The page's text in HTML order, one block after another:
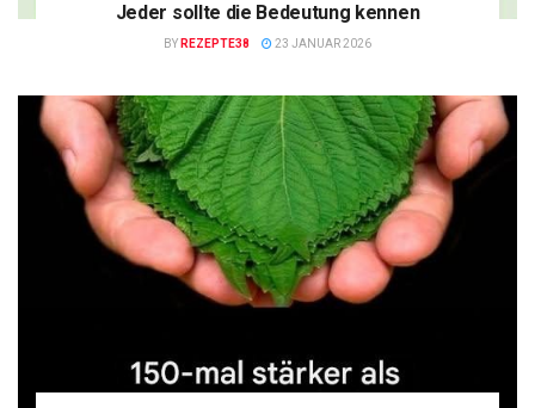
Jeder sollte die Bedeutung kennen
BY REZEPTE38 23 JANUAR 2026